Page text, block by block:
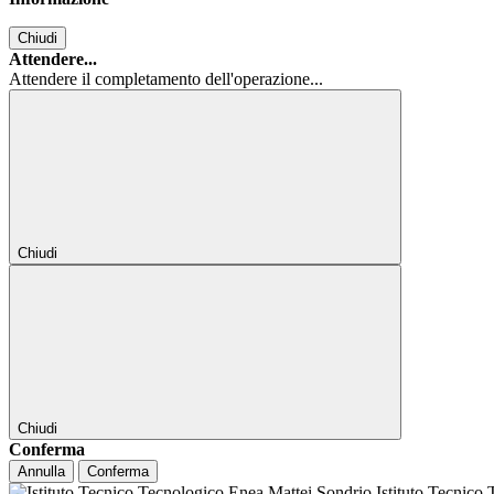
Chiudi
Attendere...
Attendere il completamento dell'operazione...
Chiudi
Chiudi
Conferma
Annulla Conferma